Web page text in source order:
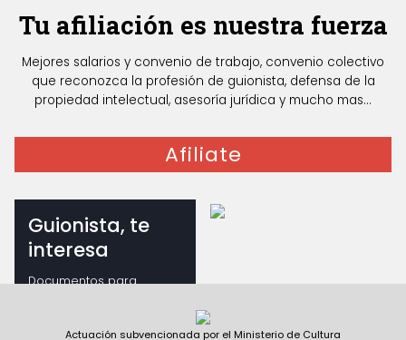
Tu afiliación es nuestra fuerza
Mejores salarios y convenio de trabajo, convenio colectivo
que reconozca la profesión de guionista, defensa de la
propiedad intelectual, asesoría jurídica y mucho mas...
Afiliate
Guionista, te
interesa
Documentos para
Actuación subvencionada por el Ministerio de Cultura